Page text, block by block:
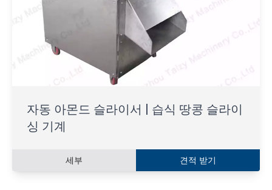
자동 아몬드 슬라이서 | 습식 땅콩 슬라이
싱 기계
세부 견적 받기